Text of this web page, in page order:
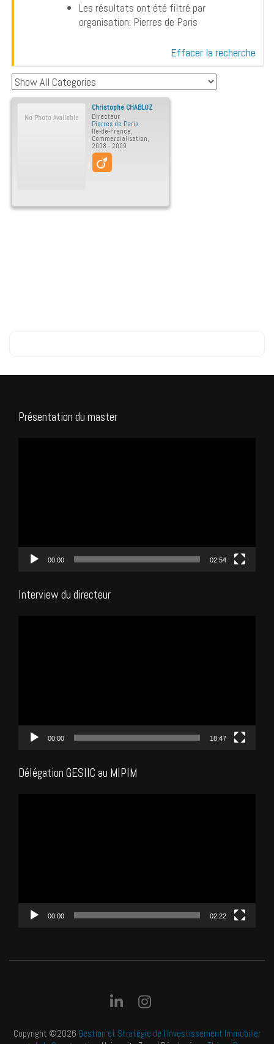
Les résultats ont été filtré par
organisation: Pierres de Paris
Effacer la recherche
No Photo Available
Christophe CHABLOZ
Directeur
Pierres de Paris
Ile-de-France,
Commercialisation,
2008 - 2009
Présentation du master
00:00 02:54
Interview du directeur
00:00 18:47
Délégation GESIIC au MIPIM
00:00 02:22
Copyright ©2026 Gestion et Stratégie de l'Investissement Immobilier